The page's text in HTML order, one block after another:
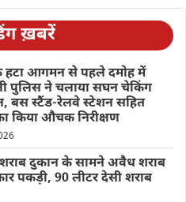
ख़बरें
हटा आगमन से पहले दमोह में
पुलिस ने चलाया सघन चेकिंग
बस स्टैंड-रेलवे स्टेशन सहित
किया औचक निरीक्षण
शराब दुकान के सामने अवैध शराब
पकड़ी, 90 लीटर देसी शराब